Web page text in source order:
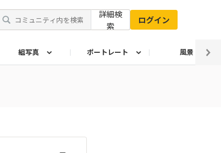
詳細検
索
ログイン
組写真 ポートレート 風景